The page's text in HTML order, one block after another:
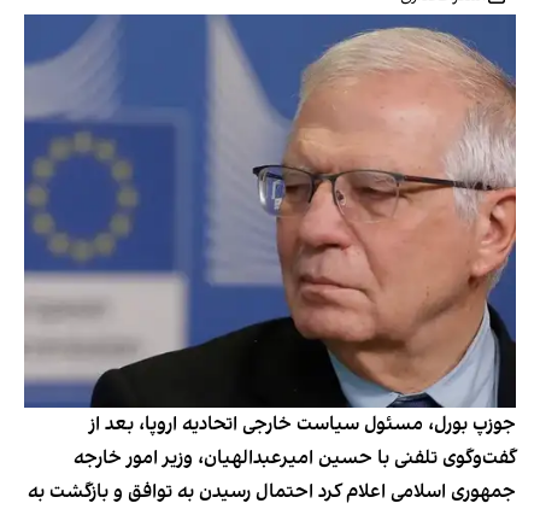
جوزپ بورل، مسئول سیاست خارجی اتحادیه اروپا، بعد از
گفت‌وگوی تلفنی با حسین امیر‌عبدالهیان، وزیر امور خارجه
جمهوری اسلامی اعلام کرد احتمال رسیدن به توافق و بازگشت به